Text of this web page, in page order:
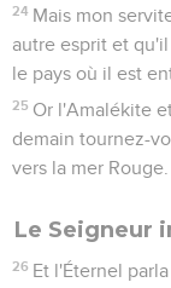
24 Mais mon
autre esprit et
le pays où il est
25 Or l'Amalékite
demain tournez-
vers la mer Rouge.
Le Seigneur
26 Et l'Éternel